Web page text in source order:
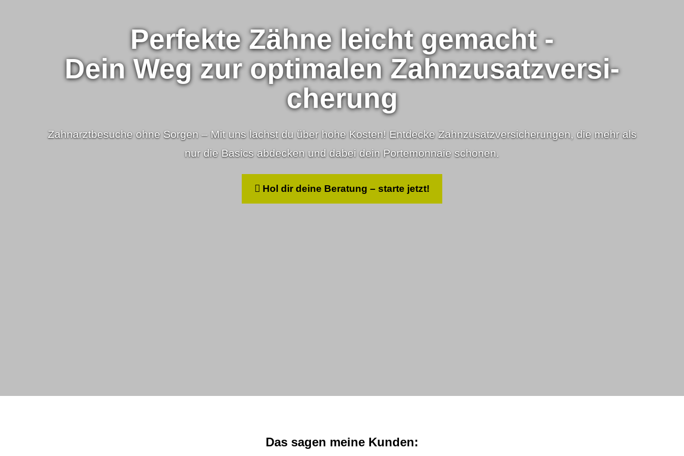
Perfekte Zähne leicht gemacht -
Dein Weg zur optimalen Zahn­zu­satz­ver­si­
che­rung
Zahnarztbesuche ohne Sorgen – Mit uns lachst du über hohe Kosten! Entdecke Zahn­zu­satz­ver­si­che­rungen, die mehr als
nur die Basics abdecken und dabei dein Portemonnaie schonen.
Hol dir deine Beratung – starte jetzt!
Das sagen meine Kunden: